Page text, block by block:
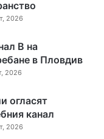
2026
B на
в Пловдив
2026
огласят
канал
2026